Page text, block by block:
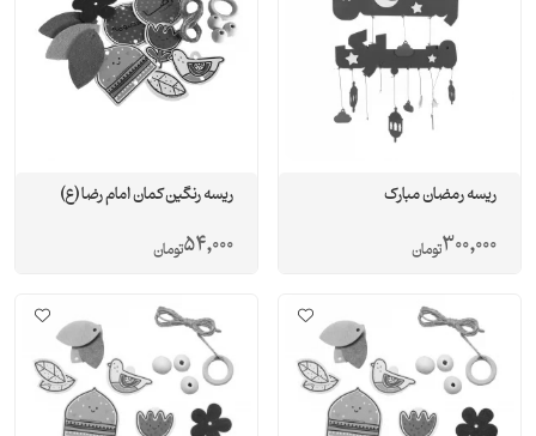
ریسه رمضان مبارک
300,000تومان
ریسه رنگین کمان امام رضا (ع)
54,000تومان